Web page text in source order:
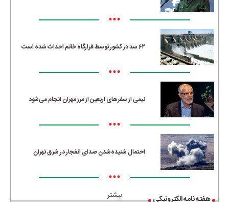
•••
۶۲ سد در کشور توسط قرارگاه خاتم احداث شده است
•••
نیمی از سفرهای اربعین از مرز مهران انجام می‌شود
•••
احتمال شنیده‌شدن صدای انفجار در شرق تهران
•••
بیشتر هفته نامه الکترونیکی